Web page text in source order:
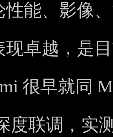
性能、影像
卓越，是
很早就同
度联调，实